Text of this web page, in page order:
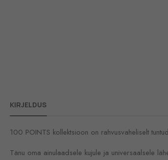
KIRJELDUS
100 POINTS kollektsioon on rahvusvaheliselt
Tänu oma ainulaadsele kujule ja universaalsele